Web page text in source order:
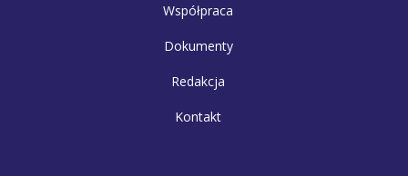
Współpraca
Dokumenty
Redakcja
Kontakt